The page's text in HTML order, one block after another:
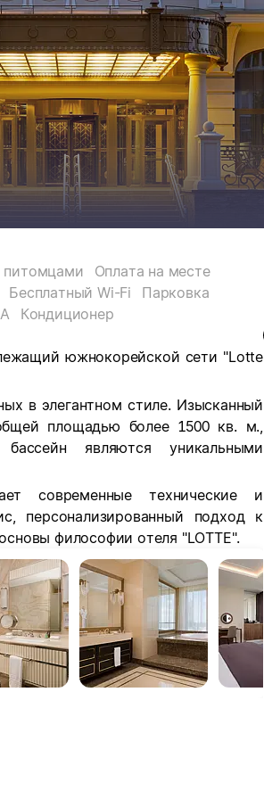
Оплата на месте
Бесплатный Wi-Fi
Парковка
Кондиционер
южнокорейской сети "Lotte
в элегантном стиле. Изысканный
площадью более 1500 кв. м.,
являются уникальными
современные технические и
персонализированный подход к
философии отеля "LOTTE".